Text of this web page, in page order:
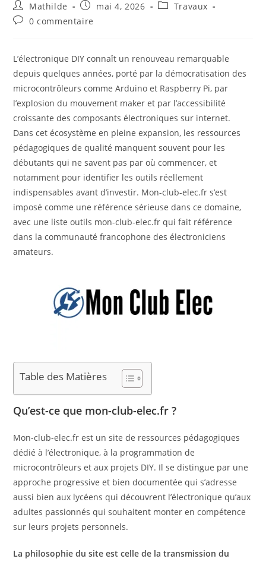
Mathilde mai 4, 2026
Travaux
0 commentaire
L’électronique DIY connaît un renouveau remarquable
depuis quelques années, porté par la démocratisation des
microcontrôleurs comme Arduino et Raspberry Pi, par
l’explosion du mouvement maker et par l’accessibilité
croissante des composants électroniques sur internet.
Dans cet écosystème en pleine expansion, les ressources
pédagogiques de qualité manquent souvent pour les
débutants qui ne savent pas par où commencer, et
notamment pour identifier les outils réellement
indispensables avant d’investir. Mon-club-elec.fr s’est
imposé comme une référence sérieuse dans ce domaine,
avec une liste outils mon-club-elec.fr qui fait référence
dans la communauté francophone des électroniciens
amateurs.
Table des Matières
Qu’est-ce que mon-club-elec.fr ?
Mon-club-elec.fr est un site de ressources pédagogiques
dédié à l’électronique, à la programmation de
microcontrôleurs et aux projets DIY. Il se distingue par une
approche progressive et bien documentée qui s’adresse
aussi bien aux lycéens qui découvrent l’électronique qu’aux
adultes passionnés qui souhaitent monter en compétence
sur leurs projets personnels.
La philosophie du site est celle de la transmission du